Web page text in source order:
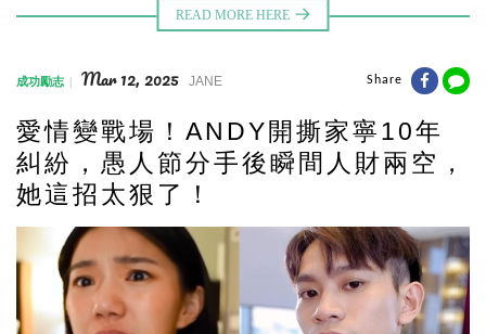
成功勵志 Mar 12, 2025 JANE Share
愛情變戰場！ANDY開撕家寧10年
糾紛，愚人節分手後瞬間人財兩空，
她這招太狠了！